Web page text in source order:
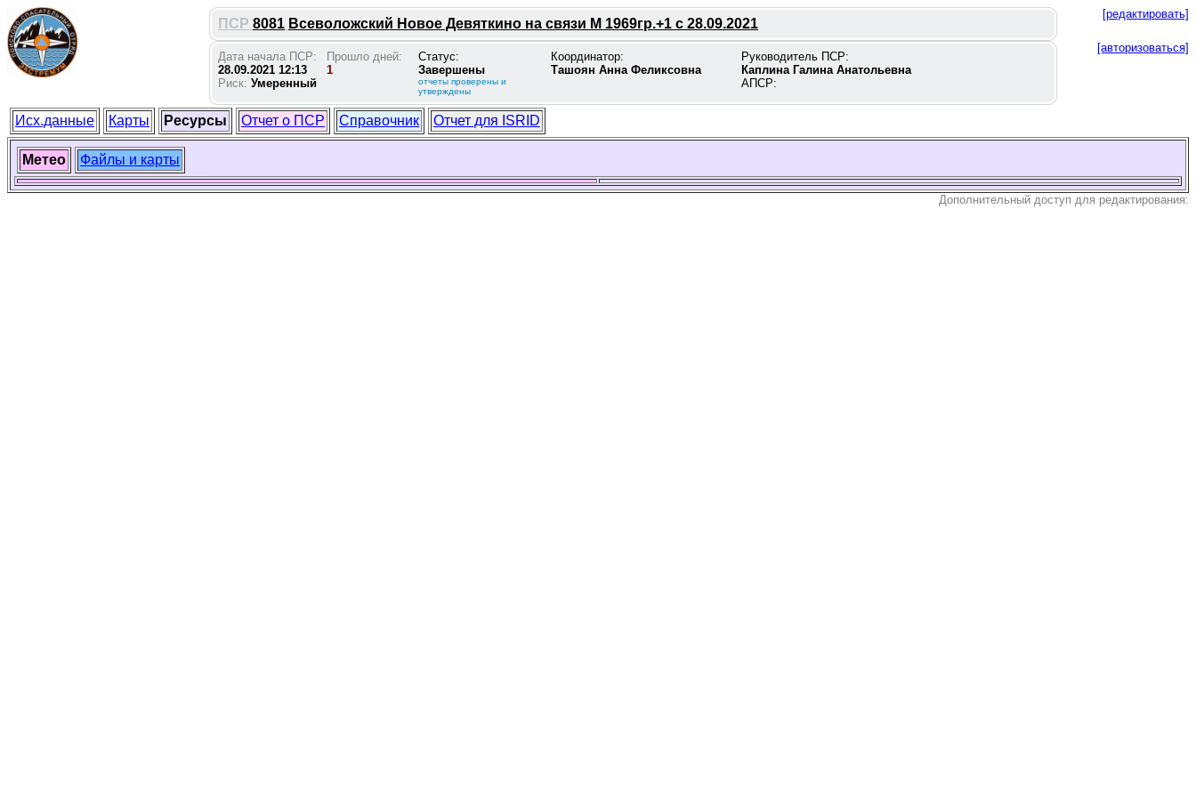
ПСР 8081 Всеволожский Новое Девяткино на связи М 1969гр.+1 с 28.09.2021
[редактировать]
Дата начала ПСР:
28.09.2021 12:13
Риск: Умеренный
Прошло дней:
1
Статус:
Завершены
отчеты проверены и
утверждены
Координатор:
Ташоян Анна Феликсовна
Руководитель ПСР:
Каплина Галина Анатольевна
АПСР:
[авторизоваться]
Исх.данные Карты Ресурсы Отчет о ПСР Справочник Отчет для ISRID
Метео Файлы и карты
Дополнительный доступ для редактирования: